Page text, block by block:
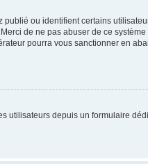
ou identifient certains
de ne pas abuser de ce
pourra vous sanctionner en
utilisateurs depuis un formulaire